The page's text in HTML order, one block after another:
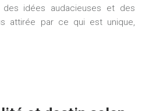
idées audacieuses et des
attirée par ce qui est unique,